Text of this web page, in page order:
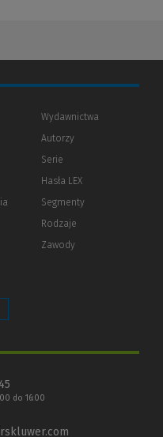
Wydawnictwa
Autorzy
Serie
Hasła LEX
Segmenty
Rodzaje
Zawody
do 16:00